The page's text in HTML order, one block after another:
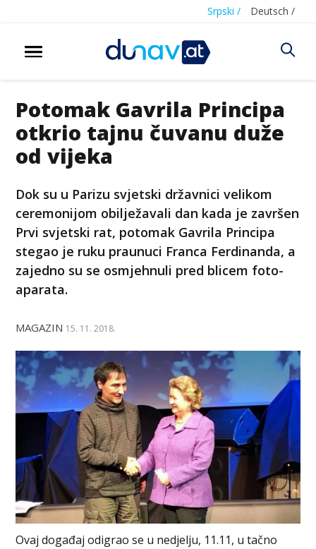
Srpski / Deutsch /
Potomak Gavrila Principa
otkrio tajnu čuvanu duže
od vijeka
Dok su u Parizu svjetski državnici velikom
ceremonijom obilježavali dan kada je završen
Prvi svjetski rat, potomak Gavrila Principa
stegao je ruku praunuci Franca Ferdinanda, a
zajedno su se osmjehnuli pred blicem foto-
aparata.
MAGAZIN 15. 11. 2018.
Ovaj događaj odigrao se u nedjelju, 11.11, u tačno